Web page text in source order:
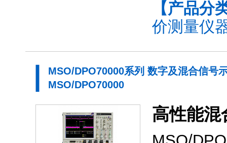
【产品分
价测量仪
MSO/DPO70000系列 数字及混合信号
MSO/DPO70000
高性能混